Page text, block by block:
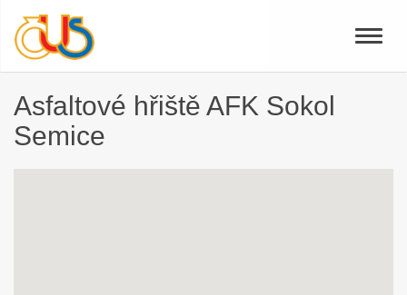
Toggle
Asfaltové hřiště AFK Sokol
Semice